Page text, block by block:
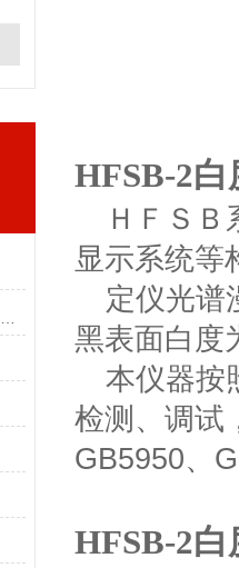
HFSB-2白
ＨＦＳＢ
显示系统等
定仪光谱
黑表面白度
本仪器按
检测、调试
GB5950、
HFSB-2白